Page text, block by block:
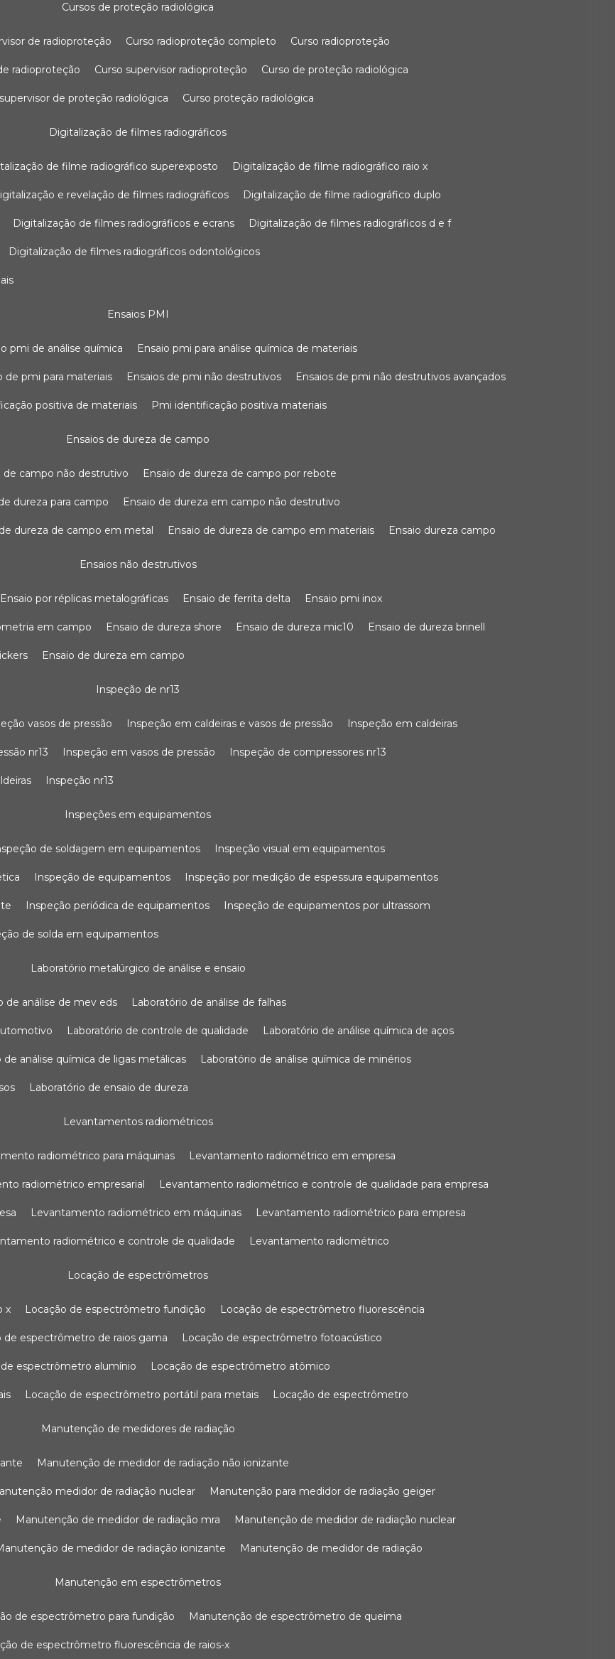
cursos de proteção radiológica
de radioproteção curso radioproteção completo curso radioproteção
radioproteção curso supervisor radioproteção curso de proteção radiológica
supervisor de proteção radiológica curso proteção radiológica
digitalização de filmes radiográficos
de filme radiográfico superexposto digitalização de filme radiográfico raio x
digitalização e revelação de filmes radiográficos digitalização de filme radiográfico duplo
digitalização de filmes radiográficos e ecrans digitalização de filmes radiográficos d e f
digitalização de filmes radiográficos odontológicos
ensaios PMI
pmi de análise química ensaio pmi para análise química de materiais
de pmi para materiais ensaios de pmi não destrutivos ensaios de pmi não destrutivos avançados
positiva de materiais pmi identificação positiva materiais
ensaios de dureza de campo
de campo não destrutivo ensaio de dureza de campo por rebote
de dureza para campo ensaio de dureza em campo não destrutivo
de dureza de campo em metal ensaio de dureza de campo em materiais ensaio dureza campo
ensaios não destrutivos
ensaio por réplicas metalográficas ensaio de ferrita delta ensaio pmi inox
em campo ensaio de dureza shore ensaio de dureza mic10 ensaio de dureza brinell
ensaio de dureza em campo
inspeção de nr13
vasos de pressão inspeção em caldeiras e vasos de pressão inspeção em caldeiras
nr13 inspeção em vasos de pressão inspeção de compressores nr13
inspeção nr13
inspeções em equipamentos
de soldagem em equipamentos inspeção visual em equipamentos
inspeção de equipamentos inspeção por medição de espessura equipamentos
inspeção periódica de equipamentos inspeção de equipamentos por ultrassom
de solda em equipamentos
laboratório metalúrgico de análise e ensaio
de análise de mev eds laboratório de análise de falhas
laboratório de controle de qualidade laboratório de análise química de aços
de análise química de ligas metálicas laboratório de análise química de minérios
laboratório de ensaio de dureza
levantamentos radiométricos
radiométrico para máquinas levantamento radiométrico em empresa
radiométrico empresarial levantamento radiométrico e controle de qualidade para empresa
levantamento radiométrico em máquinas levantamento radiométrico para empresa
radiométrico e controle de qualidade levantamento radiométrico
locação de espectrômetros
x locação de espectrômetro fundição locação de espectrômetro fluorescência
de espectrômetro de raios gama locação de espectrômetro fotoacústico
de espectrômetro alumínio locação de espectrômetro atômico
locação de espectrômetro portátil para metais locação de espectrômetro
manutenção de medidores de radiação
manutenção de medidor de radiação não ionizante
manutenção medidor de radiação nuclear manutenção para medidor de radiação geiger
manutenção de medidor de radiação mra manutenção de medidor de radiação nuclear
manutenção de medidor de radiação ionizante manutenção de medidor de radiação
manutenção em espectrômetros
de espectrômetro para fundição manutenção de espectrômetro de queima
de espectrômetro fluorescência de raios-x